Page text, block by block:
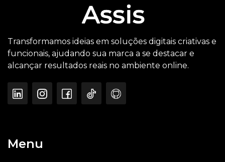
Transformamos ideias em soluções digitais criativas e
funcionais, ajudando sua marca a se destacar e
alcançar resultados reais no ambiente online.
Menu